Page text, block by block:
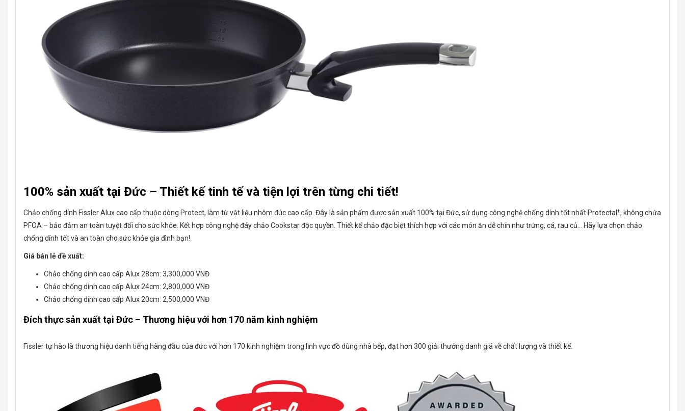
100% sản xuất tại Đức – Thiết kế tinh tế và tiện lợi trên từng chi tiết!
Chảo chống dính Fissler Alux cao cấp thuộc dòng Protect, làm từ vật liệu nhôm đúc cao cấp. Đây là sản phẩm được sản xuất 100% tại Đức, sử dụng công nghệ chống dính tốt nhất Protectal +, không chứa
PFOA – bảo đảm an toàn tuyệt đối cho sức khỏe. Kết hợp công nghệ đáy chảo Cookstar độc quyền. Thiết kế chảo đặc biệt thích hợp với các món ăn dễ chín như trứng, cá, rau củ… Hãy lựa chọn chảo
chống dính tốt và an toàn cho sức khỏe gia đình bạn!
Giá bán lẻ đề xuất:
Chảo chống dính cao cấp Alux 28cm: 3,300,000 VNĐ
Chảo chống dính cao cấp Alux 24cm: 2,800,000 VNĐ
Chảo chống dính cao cấp Alux 20cm: 2,500,000 VNĐ
Đích thực sản xuất tại Đức – Thương hiệu với hơn 170 năm kinh nghiệm
Fissler tự hào là thương hiệu danh tiếng hàng đầu của đức với hơn 170 kinh nghiệm trong lĩnh vực đồ dùng nhà bếp, đạt hơn 300 giải thưởng danh giá về chất lượng và thiết kế.